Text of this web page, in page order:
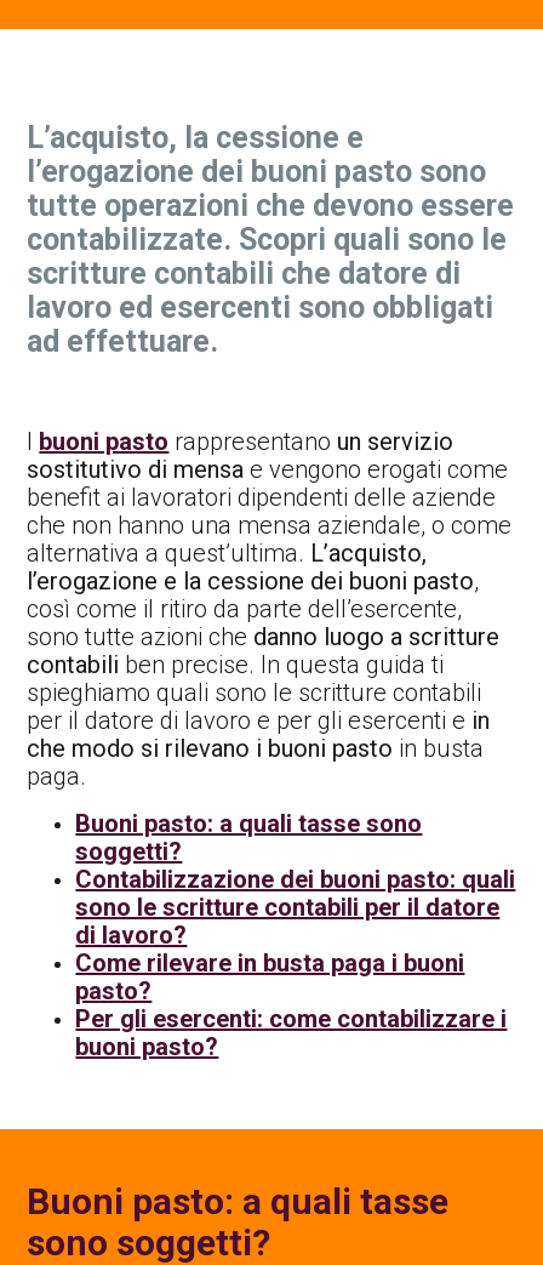
L’acquisto, la cessione e
l’erogazione dei buoni pasto sono
tutte operazioni che devono essere
contabilizzate. Scopri quali sono le
scritture contabili che datore di
lavoro ed esercenti sono obbligati
ad effettuare.
I buoni pasto rappresentano un servizio
sostitutivo di mensa e vengono erogati come
benefit ai lavoratori dipendenti delle aziende
che non hanno una mensa aziendale, o come
alternativa a quest’ultima. L’acquisto,
l’erogazione e la cessione dei buoni pasto,
così come il ritiro da parte dell’esercente,
sono tutte azioni che danno luogo a scritture
contabili ben precise. In questa guida ti
spieghiamo quali sono le scritture contabili
per il datore di lavoro e per gli esercenti e in
che modo si rilevano i buoni pasto in busta
paga.
Buoni pasto: a quali tasse sono
soggetti?
Contabilizzazione dei buoni pasto: quali
sono le scritture contabili per il datore
di lavoro?
Come rilevare in busta paga i buoni
pasto?
Per gli esercenti: come contabilizzare i
buoni pasto?
Buoni pasto: a quali tasse
sono soggetti?